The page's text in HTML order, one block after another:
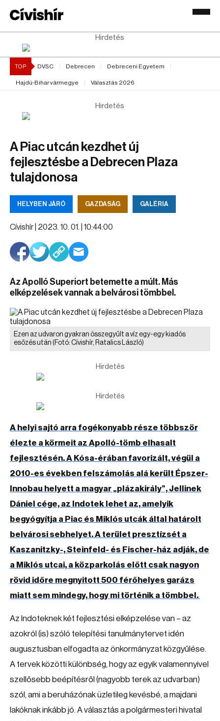
Hirdetés
TOP DVSC Debrecen Debreceni Egyetem
Hajdú-Bihar vármegye Választás 2026
Hirdetés
A Piac utcán kezdhet új
fejlesztésbe a Debrecen Plaza
tulajdonosa
HELYBEN JÁRÓ GAZDASÁG GALÉRIA
Cívishír | 2023. 10. 01. | 10:44:00
Az Apolló Superiort betemette a múlt. Más
elképzelések vannak a belvárosi tömbbel.
Ezen az udvaron gyakran összegyűlt a víz egy-egy kiadós
esőzés után (Fotó: Cívishír, Ratalics László)
Hirdetés
Hirdetés
A helyi sajtó arra fogékonyabb része többször
élezte a körmeit az Apolló-tömb elhasalt
fejlesztésén. A Kósa-érában favorizált, végül a
2010-es években felszámolás alá került Épszer-
Innobau helyett a magyar „plázakirály”, Jellinek
Dániel cége, az Indotek lehet az, amelyik
begyógyítja a Piac és Miklós utcák által határolt
belvárosi sebhelyet. A terület presztízsét a
Kaszanitzky-, Steinfeld- és Fischer-ház adják, de
a Miklós utcai, a közparkolás előtt csak nagyon
rövid időre megnyitott 500 férőhelyes garázs
miatt sem mindegy, hogy mi történik a tömbbel.
Az Indoteknek két fejlesztési elképzelése van – az
azokról (is) szóló telepítési tanulmánytervet idén
augusztusban elfogadta az önkormányzat közgyűlése.
A tervek közötti különbség, hogy az egyik valamennyivel
szellősebb beépítésről (nagyobb terek az udvarban)
szól, ami a beruházónak üzletileg kevésbé, a majdani
lakóknak inkább jó. A választás a polgármesteri hivatal